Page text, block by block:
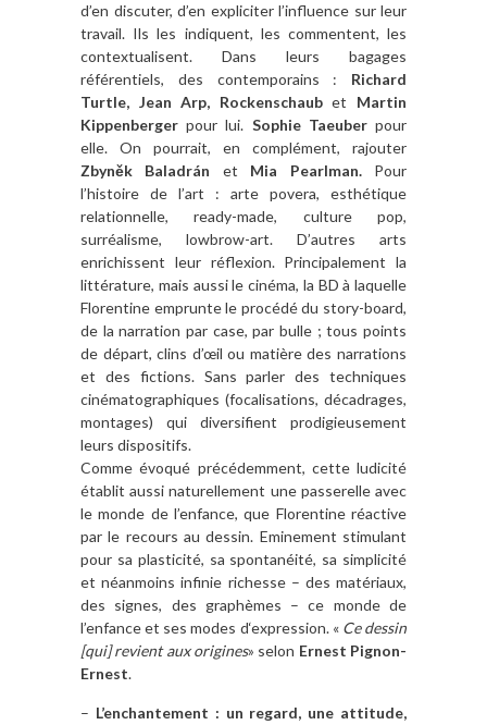
d’en discuter, d’en expliciter l’influence sur leur
travail. Ils les indiquent, les commentent, les
contextualisent. Dans leurs bagages
référentiels, des contemporains : Richard
Turtle, Jean Arp, Rockenschaubet Martin
Kippenberger pour lui. Sophie Taeuberpour
elle. On pourrait, en complément, rajouter
Zbyněk Baladrán et Mia Pearlman.Pour
l’histoire de l’art : arte povera, esthétique
relationnelle, ready-made, culture pop,
surréalisme, lowbrow-art. D’autres arts
enrichissent leur réflexion. Principalement la
littérature, mais aussi le cinéma, la BD à laquelle
Florentine emprunte le procédé du story-board,
de la narration par case, par bulle ; tous points
de départ, clins d’œil ou matière des narrations
et des fictions. Sans parler des techniques
cinématographiques (focalisations, décadrages,
montages) qui diversifient prodigieusement
leurs dispositifs.
Comme évoqué précédemment, cette ludicité
établit aussi naturellement une passerelle avec
le monde de l’enfance, que Florentine réactive
par le recours au dessin. Eminement stimulant
pour sa plasticité, sa spontanéité, sa simplicité
et néanmoins infinie richesse – des matériaux,
des signes, des graphèmes – ce monde de
l’enfance et ses modes d‘expression. « Ce dessin
[qui] revient aux origines» selon Ernest Pignon-
Ernest.
– L’enchantement : un regard, une attitude,